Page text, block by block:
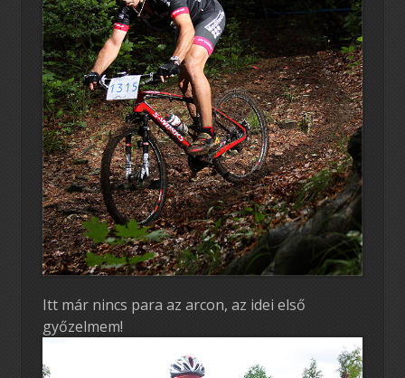
Itt már nincs para az arcon, az idei első
győzelmem!